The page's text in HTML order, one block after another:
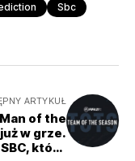
Sbc
ARTYKUŁ
of the
w grze.
które